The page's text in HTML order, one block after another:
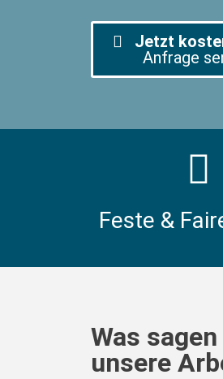
Jetzt
Anfrage
Feste &
Was
unsere